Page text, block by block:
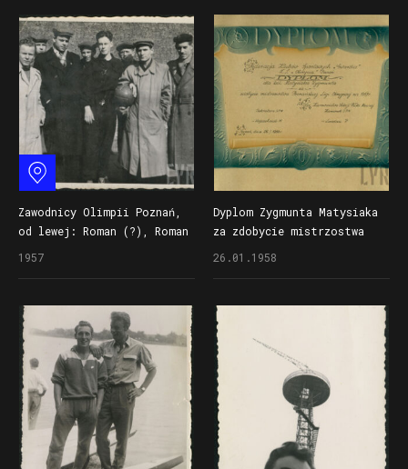
Zobacz na mapie
Zawodnicy Olimpii Poznań,
od lewej: Roman (?), Roman
Słowiński, Zygmunt
1957
Dyplom Zygmunta Matysiaka
za zdobycie mistrzostwa
Poznańskiej Ligi Okręgowej
26.01.1958